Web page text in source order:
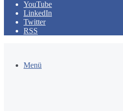
YouTube
LinkedIn
Twitter
RSS
Menü